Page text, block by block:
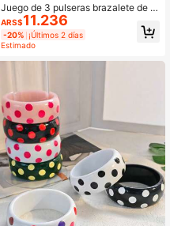
Juego de 3 pulseras brazalete de m
etal geométricas redondas con incr
ustaciones de rhinestone de moda
y lujo, joyería de alta gama para muj
er para fiesta
ARS$11.236
-20% ¡Últimos 2 días
Estimado